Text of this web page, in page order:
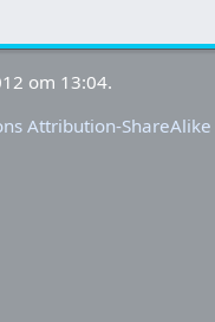
om 13:04.
Attribution-ShareAlike